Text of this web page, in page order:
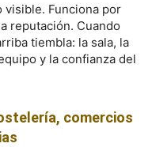
visible. Funciona por
reputación. Cuando
tiembla: la sala, la
y la confianza del
comercios